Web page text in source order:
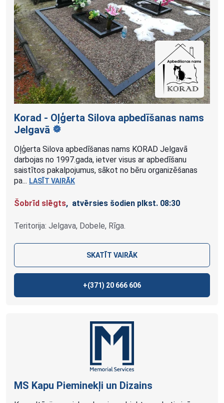
Korad - Oļģerta Silova apbedīšanas nams
Jelgavā
Oļģerta Silova apbedīšanas nams KORAD Jelgavā
darbojas no 1997.gada, ietver visus ar apbedīšanu
saistītos pakalpojumus, sākot no bēru organizēšanas
pa... LASĪT VAIRĀK
Šobrīd slēgts, atvērsies šodien plkst. 08:30
Teritorija: Jelgava, Dobele, Rīga.
SKATĪT VAIRĀK
+(371) 20 666 606
MS Kapu Pieminekļi un Dizains